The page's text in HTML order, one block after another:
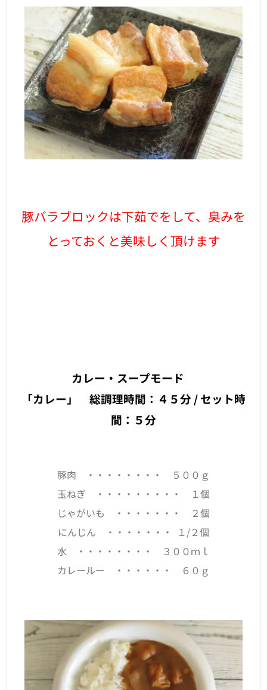
豚バラブロックは下茹でをして、臭みを
とっておくと美味しく頂けます
カレー・スープモード
「カレー」 総調理時間：４５分 / セット時
間：５分
豚肉 ・・・・・・・・ ５００ｇ
玉ねぎ ・・・・・・・・・ １個
じゃがいも ・・・・・・・ ２個
にんじん ・・・・・・・ １/２個
水 ・・・・・・・・ ３００ｍｌ
カレールー ・・・・・・ ６０ｇ